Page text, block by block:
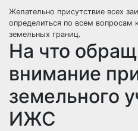
Желательно присутствие всех
определиться по всем вопросам
земельных границ.
На что
внимание
земельного
ИЖС